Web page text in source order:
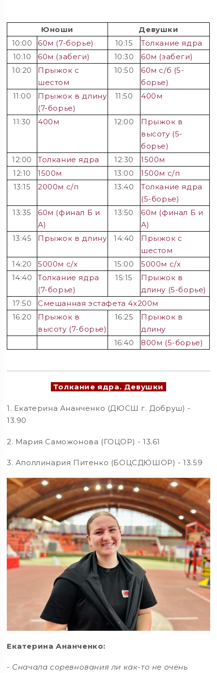
Юноши
Девушки
10:00
60м (7-борье) 10:15
Толкание ядра
10:10
60м (забеги) 10:30
60м (забеги)
10:20
Прыжок с
шестом
10:50
60м с/б (5-
борье)
11:00
Прыжок в длину
(7-борье)
11:50 400м
11:30 400м 12:00
Прыжок в
высоту (5-
борье)
12:00
Толкание ядра 12:30
1500м
12:10
1500м 13:00
1500м с/п
13:15
2000м с/п 13:40
Толкание ядра
(5-борье)
13:35
60м (финал Б и
А)
13:50
60м (финал Б и
А)
13:45
Прыжок в длину 14:40
Прыжок с
шестом
14:20
5000м с/х 15:00
5000м с/х
14:40
Толкание ядра
(7-борье)
15:15
Прыжок в
длину (5-борье)
17:50
Смешанная эстафета 4х200м
16:20
Прыжок в
высоту (7-борье)
16:25
Прыжок в
длину
16:40
800м (5-борье)
Толкание ядра. Девушки
1. Екатерина Ананченко (ДЮСШ г. Добруш) -
13.90
2. Мария Саможонова (ГОЦОР) - 13.61
3. Аполлинария Питенко (БОЦСДЮШОР) - 13.59
Екатерина Ананченко:
- Сначала соревнования ли как-то не очень